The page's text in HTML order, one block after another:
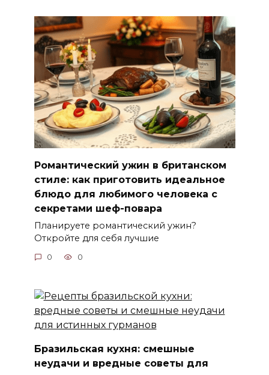
Романтический ужин в британском
стиле: как приготовить идеальное
блюдо для любимого человека с
секретами шеф-повара
Планируете романтический ужин?
Откройте для себя лучшие
0 0
Бразильская кухня: смешные
неудачи и вредные советы для